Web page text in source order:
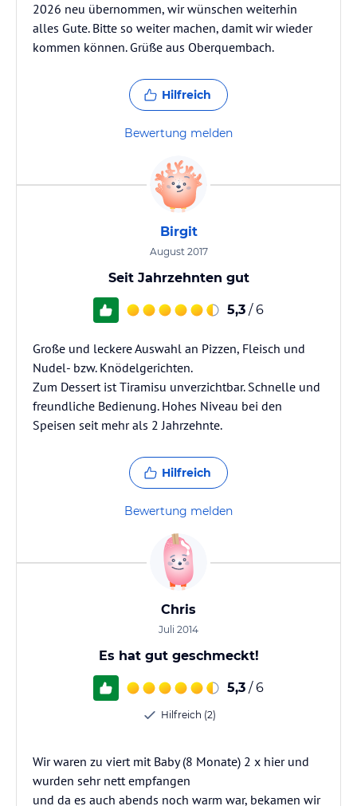
2026 neu übernommen, wir wünschen weiterhin
alles Gute. Bitte so weiter machen, damit wir wieder
kommen können. Grüße aus Oberquembach.
Hilfreich
Bewertung melden
Birgit
August 2017
Seit Jahrzehnten gut
5,3 / 6
Große und leckere Auswahl an Pizzen, Fleisch und
Nudel- bzw. Knödelgerichten.
Zum Dessert ist Tiramisu unverzichtbar. Schnelle und
freundliche Bedienung. Hohes Niveau bei den
Speisen seit mehr als 2 Jahrzehnte.
Hilfreich
Bewertung melden
Chris
Juli 2014
Es hat gut geschmeckt!
5,3 / 6
Hilfreich (2)
Wir waren zu viert mit Baby (8 Monate) 2 x hier und
wurden sehr nett empfangen
und da es auch abends noch warm war, bekamen wir